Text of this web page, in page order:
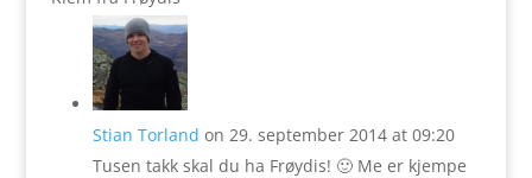
Stian Torland on 29. september 2014 at 09:20
Tusen takk skal du ha Frøydis! 🙂 Me er kjempe